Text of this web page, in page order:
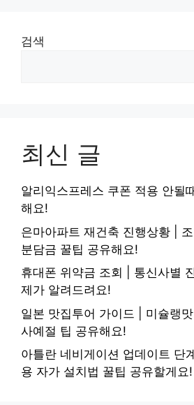
검색
최신 글
알리익스프레스 쿠폰 적용 안될
해요!
은마아파트 재건축 진행상황 |
분담금 꿀팁 공유해요!
휴대폰 위약금 조회 | 통신사별
제가 알려드려요!
일본 맛집투어 가이드 | 미슐랭
사예절 팁 공유해요!
아틀란 네비게이션 업데이트 단
용 자가 설치법 꿀팁 공유할게요!